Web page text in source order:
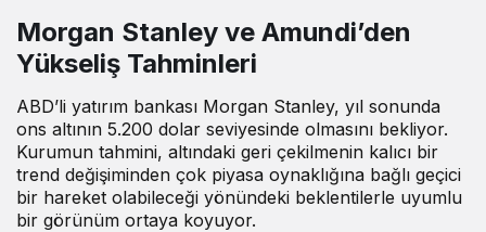
Morgan Stanley ve Amundi’den
Yükseliş Tahminleri
ABD’li yatırım bankası Morgan Stanley, yıl sonunda
ons altının 5.200 dolar seviyesinde olmasını bekliyor.
Kurumun tahmini, altındaki geri çekilmenin kalıcı bir
trend değişiminden çok piyasa oynaklığına bağlı geçici
bir hareket olabileceği yönündeki beklentilerle uyumlu
bir görünüm ortaya koyuyor.